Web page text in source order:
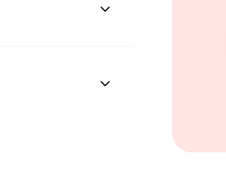
plats och vem som
omedelbart,